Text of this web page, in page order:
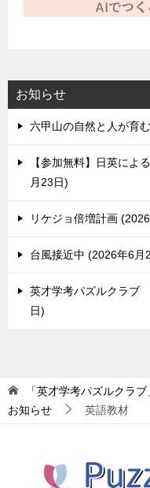
お知らせ
六甲山の自然と人が育
【参加無料】日英によ
月23日
リケジョ倍増計画
台風接近中 2026年6月
英才学考パズルクラブ
日
「英才学考パズルクラ
お知らせ
英語教材